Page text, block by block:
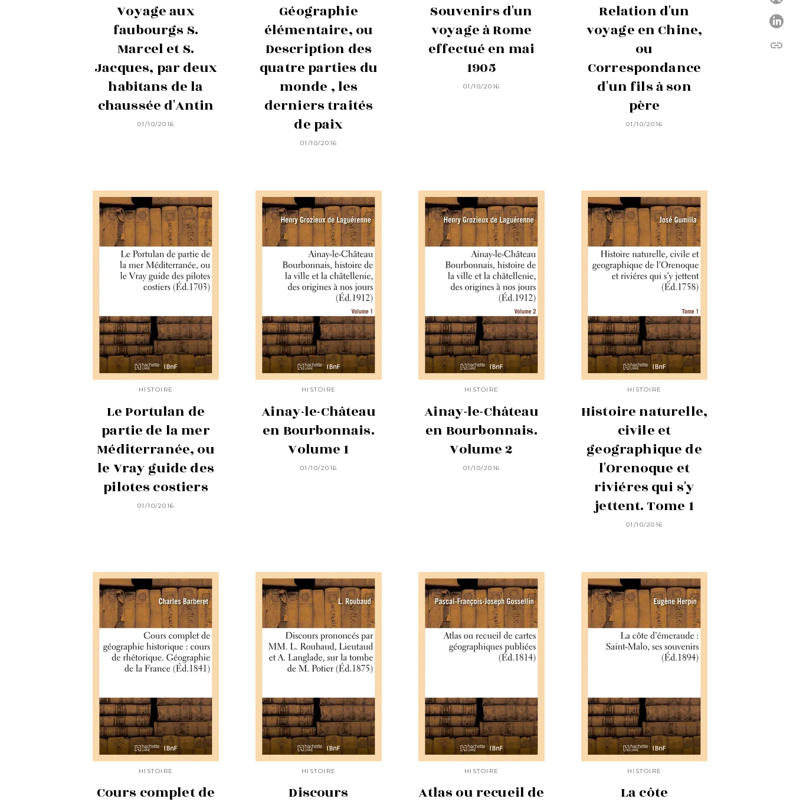
Voyage aux
faubourgs S.
Marcel et S.
Jacques, par deux
habitans de la
chaussée d'Antin
01/10/2016
Géographie
élémentaire, ou
Description des
quatre parties du
monde , les
derniers traités
de paix
01/10/2016
Souvenirs d'un
voyage à Rome
effectué en mai
1905
01/10/2016
Relation d'un
voyage en Chine,
ou
Correspondance
d'un fils à son
père
01/10/2016
HISTOIRE
Le Portulan de
partie de la mer
Méditerranée, ou
le Vray guide des
pilotes costiers
01/10/2016
HISTOIRE
Ainay-le-Château
en Bourbonnais.
Volume 1
01/10/2016
HISTOIRE
Ainay-le-Château
en Bourbonnais.
Volume 2
01/10/2016
HISTOIRE
Histoire naturelle,
civile et
geographique de
l'Orenoque et
riviéres qui s'y
jettent. Tome 1
01/10/2016
HISTOIRE
Cours complet de
HISTOIRE
Discours
HISTOIRE
Atlas ou recueil de
HISTOIRE
La côte
link